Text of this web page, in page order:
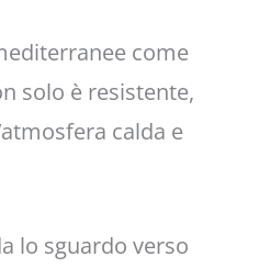
come
solo è resistente,
calda e
lo sguardo verso